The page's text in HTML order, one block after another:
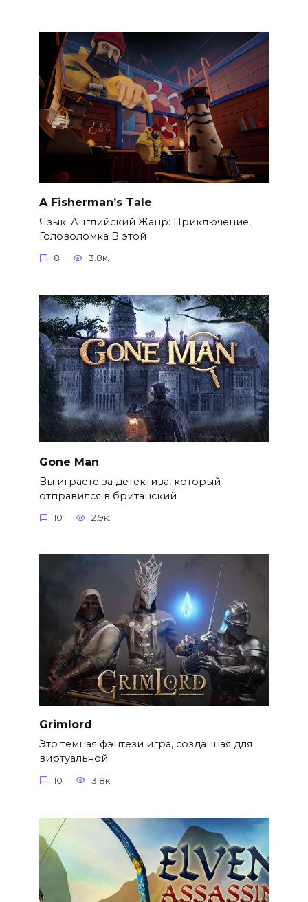
A Fisherman’s Tale
Язык: Английский Жанр: Приключение,
Головоломка В этой
8 3.8к.
Gone Man
Вы играете за детектива, который
отправился в британский
10 2.9к.
Grimlord
Это темная фэнтези игра, созданная для
виртуальной
10 3.8к.